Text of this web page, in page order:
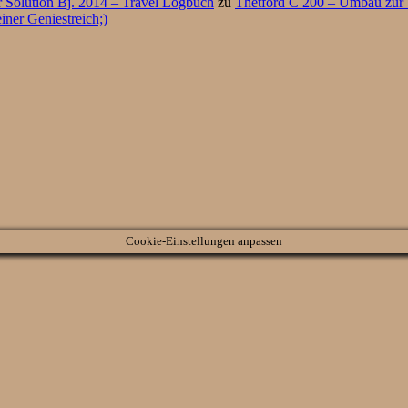
Geniestreich;)
Cookie-Einstellungen anpassen